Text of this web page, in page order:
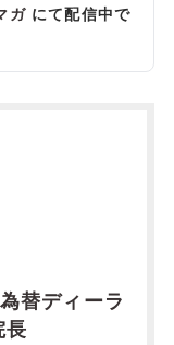
ガにて配信中で
替ディーラ
長